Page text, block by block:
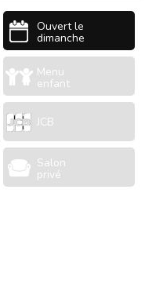
Ouvert le
dimanche
Menu
enfant
JCB
Salon
privé